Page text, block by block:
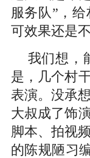
服务队”，
可效果还是不
我们想，
是，几个村
表演。没承
大叔成了饰
脚本、拍视
的陈规陋习